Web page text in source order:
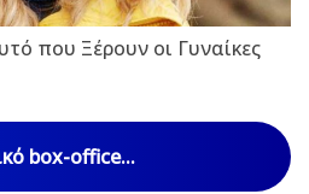
που Ξέρουν οι Γυναίκες
box-office...